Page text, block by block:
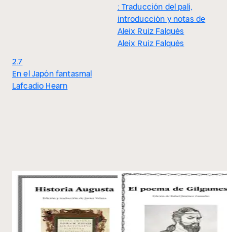
2.7
En el Japón fantasmal
Lafcadio Hearn
: Traducción del pali,
introducción y notas de
Aleix Ruiz Falqués
Aleix Ruiz Falqués